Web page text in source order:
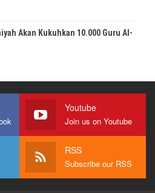
Akan Kukuhkan 10.000 Guru Al-
Youtube
Join us on Youtube
RSS
Subscribe our RSS